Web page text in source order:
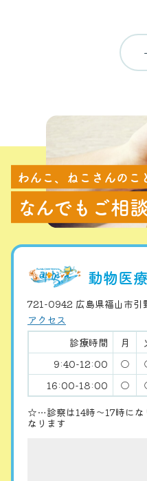
わんこ、ねこさんのこ
なんでもご相
動物医
721-0942 広島県福山市引
アクセス
診療時間
月
9:40-12:00
○
16:00-18:00
○
☆…診察は14時〜17時にな
なります